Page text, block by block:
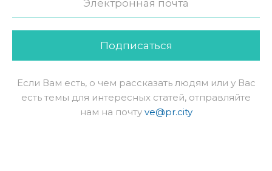
Подписаться
Если Вам есть, о чем рассказать людям или у Вас
есть темы для интересных статей, отправляйте
нам на почту ve@pr.city